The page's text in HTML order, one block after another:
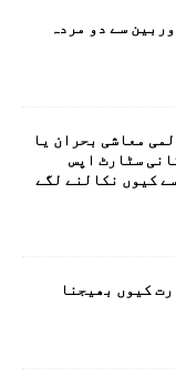
سے دو مردہ
معاشی بحران یا
سٹارٹ اپس
کیوں نکالنے لگے
کیوں بھیجنا